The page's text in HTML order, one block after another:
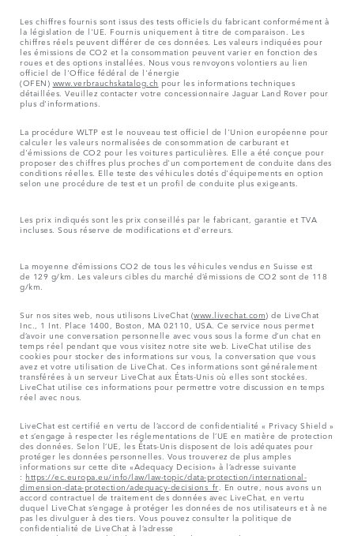
Les chiffres fournis sont issus des tests officiels du fabricant conformément à
la législation de l'UE. Fournis uniquement à titre de comparaison. Les
chiffres réels peuvent différer de ces données. Les valeurs indiquées pour
les émissions de CO2 et la consommation peuvent varier en fonction des
roues et des options installées. Nous vous renvoyons volontiers au lien
officiel de l'Office fédéral de l'énergie
(OFEN) www.verbrauchskatalog.ch pour les informations techniques
détaillées. Veuillez contacter votre concessionnaire Jaguar Land Rover pour
plus d'informations.
La procédure WLTP est le nouveau test officiel de l'Union européenne pour
calculer les valeurs normalisées de consommation de carburant et
d'émissions de CO2 pour les voitures particulières. Elle a été conçue pour
proposer des chiffres plus proches d'un comportement de conduite dans des
conditions réelles. Elle teste des véhicules dotés d'équipements en option
selon une procédure de test et un profil de conduite plus exigeants.
Les prix indiqués sont les prix conseillés par le fabricant, garantie et TVA
incluses. Sous réserve de modifications et d'erreurs.
La moyenne d’émissions CO2 de tous les véhicules vendus en Suisse est
de 129 g/km. Les valeurs cibles du marché d’émissions de CO2 sont de 118
g/km.
Sur nos sites web, nous utilisons LiveChat (www.livechat.com) de LiveChat
Inc., 1 Int. Place 1400, Boston, MA 02110, USA. Ce service nous permet
d’avoir une conversation personnelle avec vous sous la forme d’un chat en
temps réel pendant que vous visitez notre site web. LiveChat utilise des
cookies pour stocker des informations sur vous, la conversation que vous
avez et votre utilisation de LiveChat. Ces informations sont généralement
transférées à un serveur LiveChat aux États-Unis où elles sont stockées.
LiveChat utilise ces informations pour permettre votre discussion en temps
réel avec nous.
LiveChat est certifié en vertu de l’accord de confidentialité « Privacy Shield »
et s’engage à respecter les réglementations de l’UE en matière de protection
des données. Selon l’UE, les États-Unis disposent de lois adéquates pour
protéger les données personnelles. Vous trouverez de plus amples
informations sur cette dite «Adequacy Decision» à l’adresse suivante
: https://ec.europa.eu/info/law/law-topic/data-protection/international-
dimension-data-protection/adequacy-decisions_fr. En outre, nous avons un
accord contractuel de traitement des données avec LiveChat, en vertu
duquel LiveChat s’engage à protéger les données de nos utilisateurs et à ne
pas les divulguer à des tiers. Vous pouvez consulter la politique de
confidentialité de LiveChat à l’adresse